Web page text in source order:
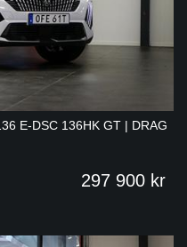
E-DSC 136HK GT | DRAG
297 900 kr